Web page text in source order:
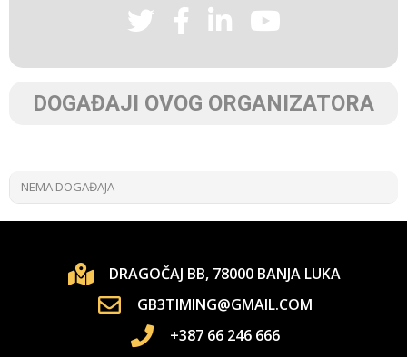
DOGAĐAJI OVOG ORGANIZATORA
NEMA DOGAĐAJA
DRAGOČAJ BB, 78000 BANJA LUKA
GB3TIMING@GMAIL.COM
+387 66 246 666